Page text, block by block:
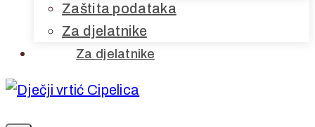
Zaštita podataka
Za djelatnike
Za djelatnike